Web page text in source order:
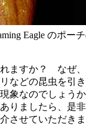
Eagle のポー
ますか？ なぜ
などの昆虫を引
象なのでしょう
りましたら、是
させていただきま